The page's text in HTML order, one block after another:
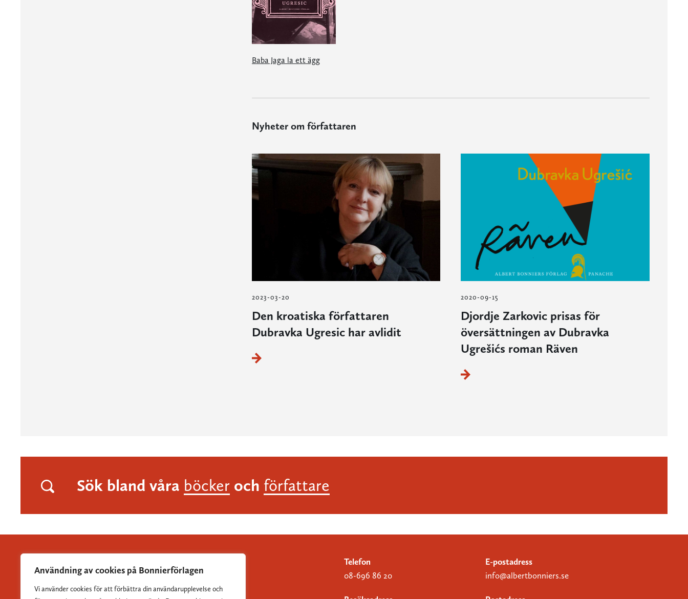
Användning av cookies på Bonnierförlagen
Vi använder cookies för att förbättra din användarupplevelse och
Baba Jaga la ett ägg
Nyheter om författaren
2023-03-20
Den kroatiska författaren
Dubravka Ugresic har avlidit
2020-09-15
Djordje Zarkovic prisas för
översättningen av Dubravka
Ugrešićs roman Räven
Sök bland våra böcker och författare
Telefon
08-696 86 20
E-postadress
info@albertbonniers.se